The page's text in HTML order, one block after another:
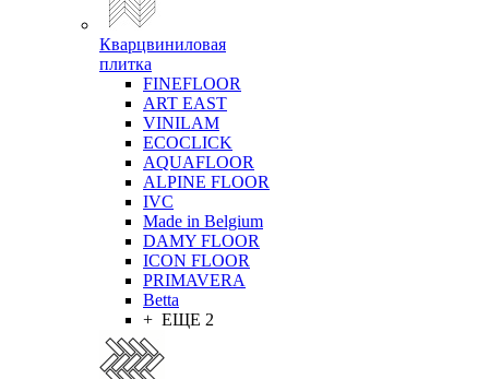
Кварцвиниловая
плитка
FINEFLOOR
ART EAST
VINILAM
ECOCLICK
AQUAFLOOR
ALPINE FLOOR
IVC
Made in Belgium
DAMY FLOOR
ICON FLOOR
PRIMAVERA
Betta
+ ЕЩЕ 2